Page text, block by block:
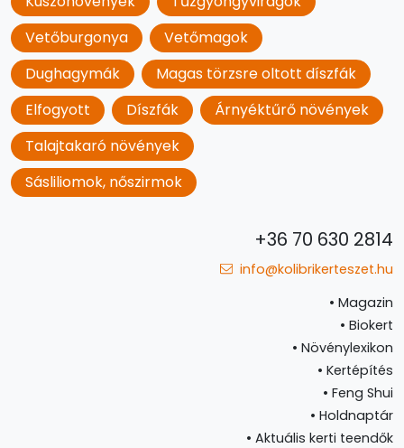
Vetőburgonya
Vetőmagok
Dughagymák
Magas törzsre oltott díszfák
Elfogyott
Díszfák
Árnyéktűrő növények
Talajtakaró növények
Sásliliomok, nőszirmok
+36 70 630 2814
info@kolibrikerteszet.hu
• Magazin
• Biokert
• Növénylexikon
• Kertépítés
• Feng Shui
• Holdnaptár
• Aktuális kerti teendők